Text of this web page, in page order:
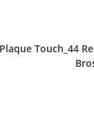
Plaque Touch_44